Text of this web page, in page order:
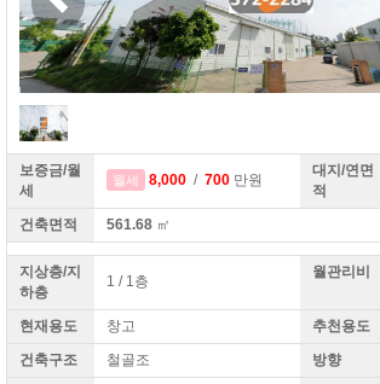
보증금/월
세
월세 8,000 / 700 만원
대지/연면
적
건축면적 561.68 ㎡
지상층/지
하층
1 / 1층
월관리비
현재용도 창고 추천용도
건축구조
철골조 방향